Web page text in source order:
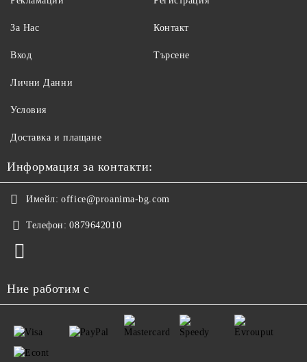
За Нас
Вход
Контакт
Търсене
Лични Данни
Условия
Доставка и плащане
Информация за контакти:
Имейл: office@proanima-bg.com
Телефон: 0879642010
Ние работим с